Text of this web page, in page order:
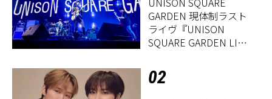
GARDEN 現体制ラスト
ライヴ『UNISON
SQUARE GARDEN LIVE
Period」』レポート
02